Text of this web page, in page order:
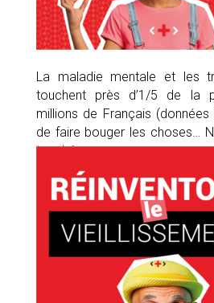
La maladie mentale et les
touchent près d’1/5 de la
millions de Français
de faire bouger les choses…
touchés par une
psychologique, un
professionnel sans solution.
Thématique portée par